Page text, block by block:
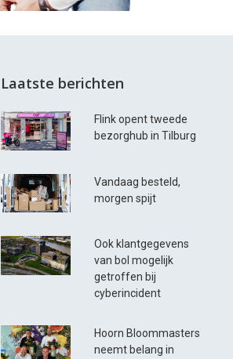
Laatste berichten
Flink opent tweede
bezorghub in Tilburg
Vandaag besteld,
morgen spijt
Ook klantgegevens
van bol mogelijk
getroffen bij
cyberincident
Hoorn Bloommasters
neemt belang in